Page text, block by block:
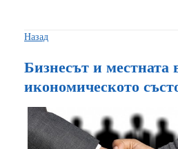
Назад
Бизнесът и
икономическото